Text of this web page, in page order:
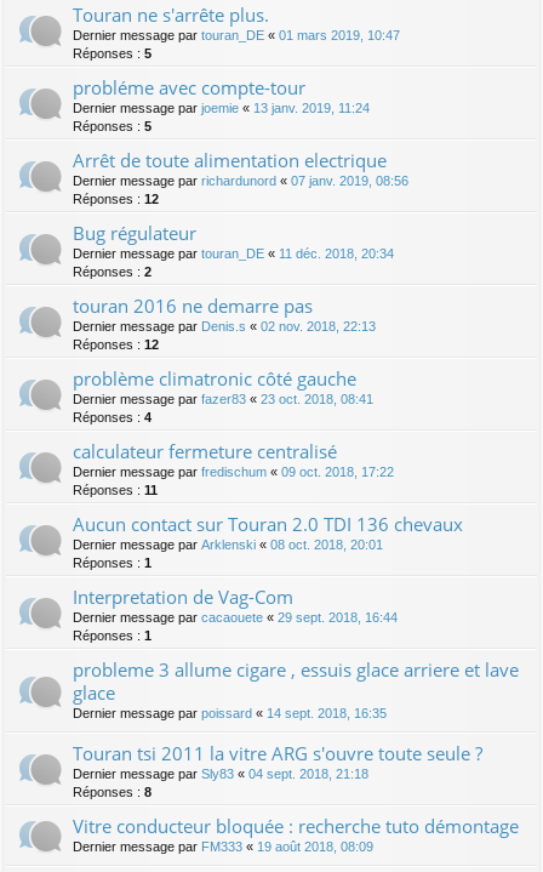
Touran ne s'arrête plus.
Dernier message par touran_DE « 01 mars 2019, 10:47
Réponses : 5
probléme avec compte-tour
Dernier message par joemie « 13 janv. 2019, 11:24
Réponses : 5
Arrêt de toute alimentation electrique
Dernier message par richardunord « 07 janv. 2019, 08:56
Réponses : 12
Bug régulateur
Dernier message par touran_DE « 11 déc. 2018, 20:34
Réponses : 2
touran 2016 ne demarre pas
Dernier message par Denis.s « 02 nov. 2018, 22:13
Réponses : 12
problème climatronic côté gauche
Dernier message par fazer83 « 23 oct. 2018, 08:41
Réponses : 4
calculateur fermeture centralisé
Dernier message par fredischum « 09 oct. 2018, 17:22
Réponses : 11
Aucun contact sur Touran 2.0 TDI 136 chevaux
Dernier message par Arklenski « 08 oct. 2018, 20:01
Réponses : 1
Interpretation de Vag-Com
Dernier message par cacaouete « 29 sept. 2018, 16:44
Réponses : 1
probleme 3 allume cigare , essuis glace arriere et lave
glace
Dernier message par poissard « 14 sept. 2018, 16:35
Touran tsi 2011 la vitre ARG s'ouvre toute seule ?
Dernier message par Sly83 « 04 sept. 2018, 21:18
Réponses : 8
Vitre conducteur bloquée : recherche tuto démontage
Dernier message par FM333 « 19 août 2018, 08:09